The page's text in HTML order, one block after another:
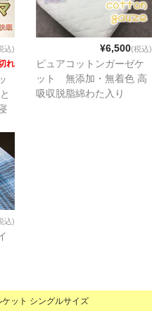
込)
れ
¥6,500(税込)
ピュアコットンガーゼケ
ット 無添加・無着色 高
吸収脱脂綿わた入り
込)
ット シングルサイズ